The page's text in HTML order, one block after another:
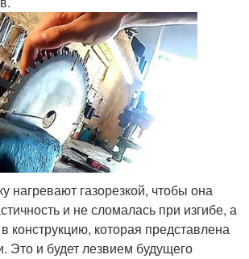
нагревают газорезкой, чтобы она
и не сломалась при изгибе, а
конструкцию, которая представлена
Это и будет лезвием будущего